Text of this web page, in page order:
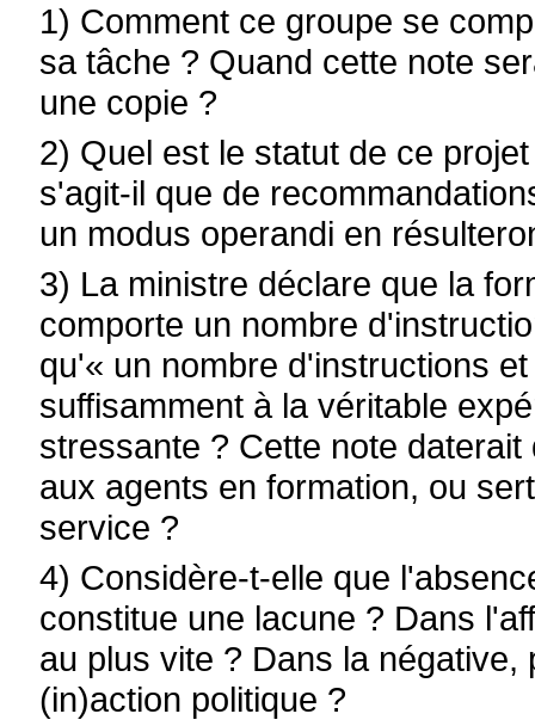
1) Comment ce groupe se
sa tâche ? Quand cette note
une copie ?
2) Quel est le statut de ce
s'agit-il que de
un modus operandi en
3) La ministre déclare que la
comporte un nombre
qu'« un nombre d'instructions
suffisamment à la véritable
stressante ? Cette note
aux agents en formation, ou
service ?
4) Considère-t-elle que
constitue une lacune ? Dans
au plus vite ? Dans la
(in)action politique ?